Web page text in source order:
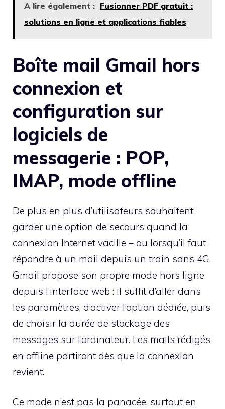
A lire également : Fusionner PDF gratuit :
solutions en ligne et applications fiables
Boîte mail Gmail hors
connexion et
configuration sur
logiciels de
messagerie : POP,
IMAP, mode offline
De plus en plus d’utilisateurs souhaitent
garder une option de secours quand la
connexion Internet vacille – ou lorsqu’il faut
répondre à un mail depuis un train sans 4G.
Gmail propose son propre mode hors ligne
depuis l’interface web : il suffit d’aller dans
les paramètres, d’activer l’option dédiée, puis
de choisir la durée de stockage des
messages sur l’ordinateur. Les mails rédigés
en offline partiront dès que la connexion
revient.
Ce mode n’est pas la panacée, surtout en